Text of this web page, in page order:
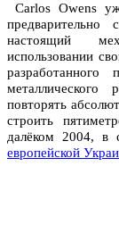
Carlos Owens
настоящий
использовании
разработанного
повторять
строить
далёком 2004, в
европейской